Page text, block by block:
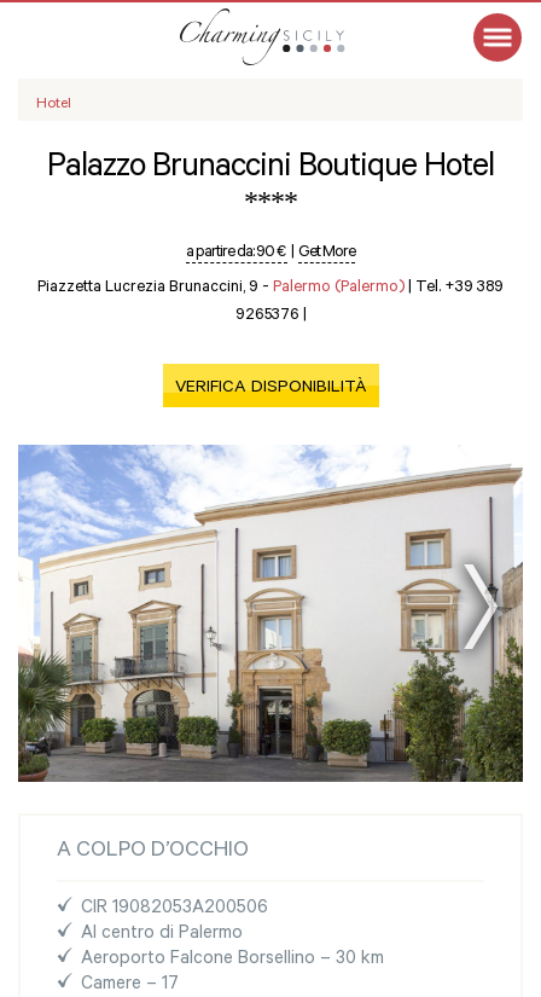
Hotel
Palazzo Brunaccini Boutique Hotel
****
a partire da:90 € | Get More
Piazzetta Lucrezia Brunaccini, 9 - Palermo (Palermo) | Tel. +39 389
9265376 |
VERIFICA DISPONIBILITÀ
A COLPO D’OCCHIO
CIR 19082053A200506
Al centro di Palermo
Aeroporto Falcone Borsellino – 30 km
Camere – 17